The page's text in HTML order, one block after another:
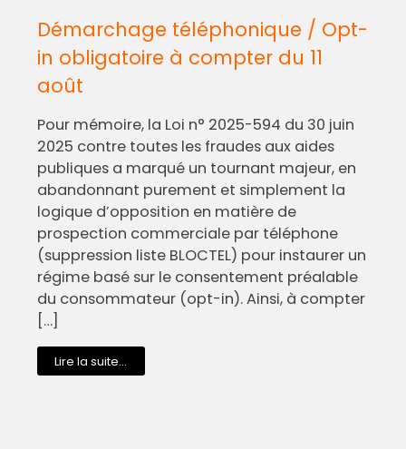
Démarchage téléphonique / Opt-
in obligatoire à compter du 11
août
Pour mémoire, la Loi n° 2025-594 du 30 juin
2025 contre toutes les fraudes aux aides
publiques a marqué un tournant majeur, en
abandonnant purement et simplement la
logique d’opposition en matière de
prospection commerciale par téléphone
(suppression liste BLOCTEL) pour instaurer un
régime basé sur le consentement préalable
du consommateur (opt-in). Ainsi, à compter
[…]
Lire la suite...